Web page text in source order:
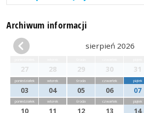
Archiwum informacji
sierpień 2026
27 28 29 30 31
poniedziałek
03
wtorek
04
środa
05
czwartek
06
piątek
07
poniedziałek
10
wtorek
11
środa
12
czwartek
13
piątek
14